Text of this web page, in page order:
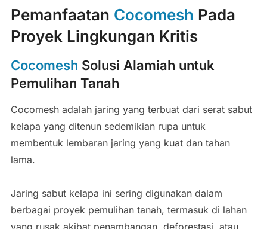
Pemanfaatan Cocomesh Pada
Proyek Lingkungan Kritis
Cocomesh Solusi Alamiah untuk
Pemulihan Tanah
Cocomesh adalah jaring yang terbuat dari serat sabut
kelapa yang ditenun sedemikian rupa untuk
membentuk lembaran jaring yang kuat dan tahan
lama.
Jaring sabut kelapa ini sering digunakan dalam
berbagai proyek pemulihan tanah, termasuk di lahan
yang rusak akibat penambangan, deforestasi, atau